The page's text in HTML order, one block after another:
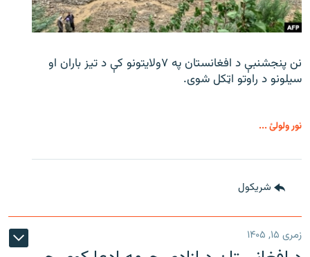
نن پنجشنبې د افغانستان په ۷ولایتونو کې د تیز باران او
سیلونو د راوتو اټکل شوی.
نور ولولئ ...
شريکول
زمری ۱۵, ۱۴۰۵